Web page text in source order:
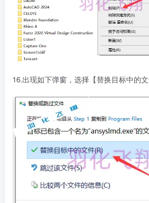
16.出现如下弹窗，选择【替换目标中的文